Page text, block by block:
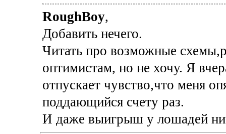
RoughBoy,
Добавить нечего.
Читать про возможные
оптимистам, но не хочу. Я
отпускает чувство,что меня
поддающийся счету раз.
И даже выигрыш у лошадей